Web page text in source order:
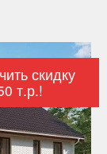
скидку
т.р.!